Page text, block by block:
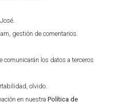
gestión de comentarios.
comunicarán los datos a terceros
olvido.
en nuestraPolítica de